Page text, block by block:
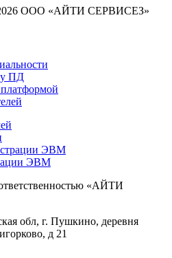
ООО «АЙТИ СЕРВИСЕЗ»
ПД
ЭВМ
ЭВМ
«АЙТИ
обл, г. Пушкино, деревня
д 21